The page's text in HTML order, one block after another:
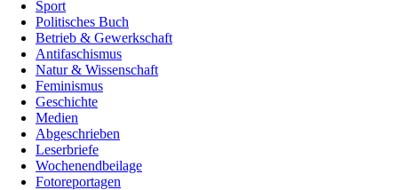
Sport
Politisches Buch
Betrieb & Gewerkschaft
Antifaschismus
Natur & Wissenschaft
Feminismus
Geschichte
Medien
Abgeschrieben
Leserbriefe
Wochenendbeilage
Fotoreportagen